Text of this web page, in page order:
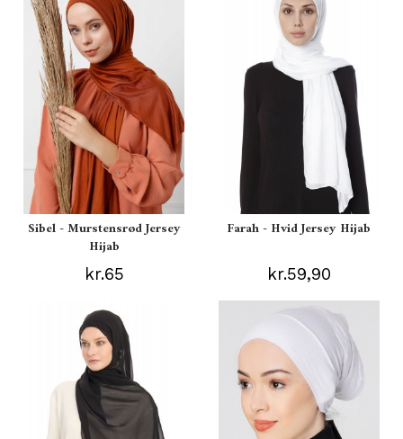
Sibel - Murstensrød Jersey
Hijab
kr.65
Farah - Hvid Jersey Hijab
kr.59,90